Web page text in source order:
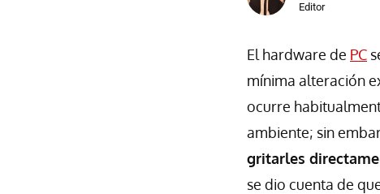
Editor
El hardware de PC
mínima alteración
ocurre
ambiente; sin
gritarles
se dio cuenta de